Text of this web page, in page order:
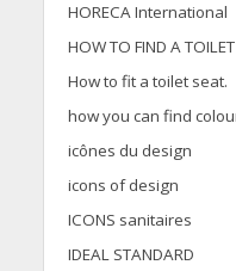
HORECA International
HOW TO FIND A
How to fit a toilet seat.
how you can find
icônes du design
icons of design
ICONS sanitaires
IDEAL STANDARD